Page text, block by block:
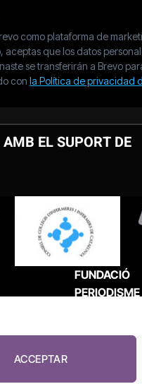
ACCEPTAR
AMB EL SUPORT DE
FUNDACIÓ
PERIODISME